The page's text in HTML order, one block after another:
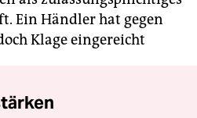
Ein Händler hat gegen
Klage eingereicht